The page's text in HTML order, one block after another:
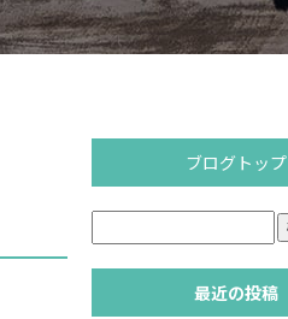
ブログトップ
最近の投稿